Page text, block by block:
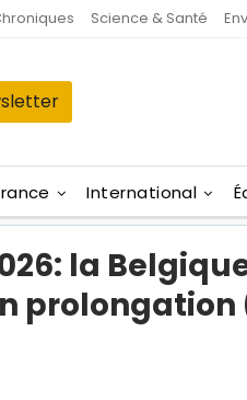
Science & Santé
International
la
prolongation